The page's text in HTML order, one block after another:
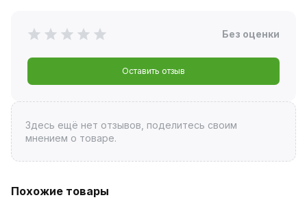
Без оценки
Оставить отзыв
Здесь ещё нет отзывов, поделитесь своим
мнением о товаре.
Похожие товары